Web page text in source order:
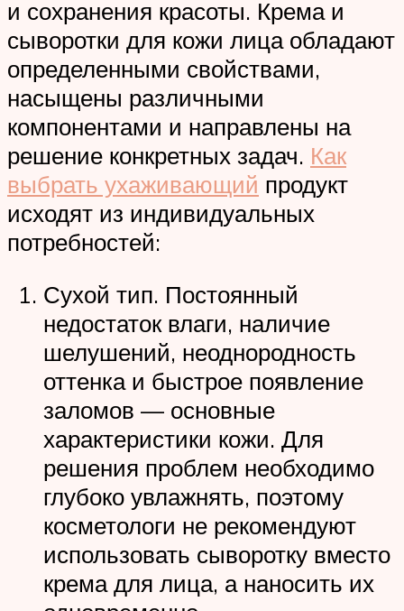
и сохранения красоты. Крема и
сыворотки для кожи лица обладают
определенными свойствами,
насыщены различными
компонентами и направлены на
решение конкретных задач. Как
выбрать ухаживающий продукт
исходят из индивидуальных
потребностей:
Сухой тип. Постоянный
недостаток влаги, наличие
шелушений, неоднородность
оттенка и быстрое появление
заломов — основные
характеристики кожи. Для
решения проблем необходимо
глубоко увлажнять, поэтому
косметологи не рекомендуют
использовать сыворотку вместо
крема для лица, а наносить их